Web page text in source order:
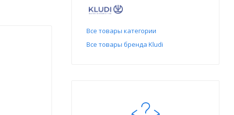
Все товары категории
Все товары бренда Kludi